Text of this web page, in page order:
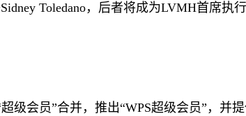
Toledano，后者将成为LVMH首席执
级会员”合并，推出“WPS超级会员”，并